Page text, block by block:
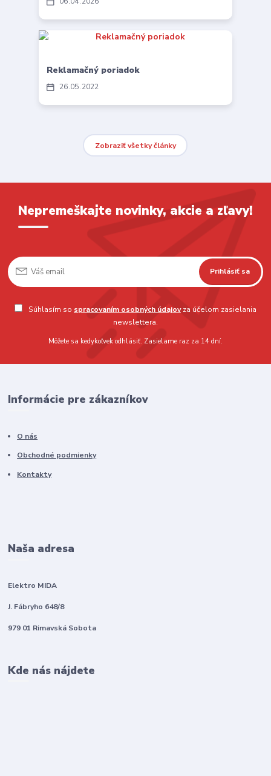
26 05 2022
Reklamačný poriadok
Zobraziť všetky články
Nepremeškajte novinky, akcie a zľavy!
Prihlásiť sa
Súhlasím so spracovaním osobných údajovza účelom zasielania
newslettera.
Môžete sa kedykoľvek odhlásiť. Zasielame raz za 14 dní.
Informácie pre zákazníkov
O nás
Obchodné podmienky
Kontakty
Naša adresa
Elektro MIDA
J. Fábryho 648/8
979 01 Rimavská Sobota
Kde nás nájdete